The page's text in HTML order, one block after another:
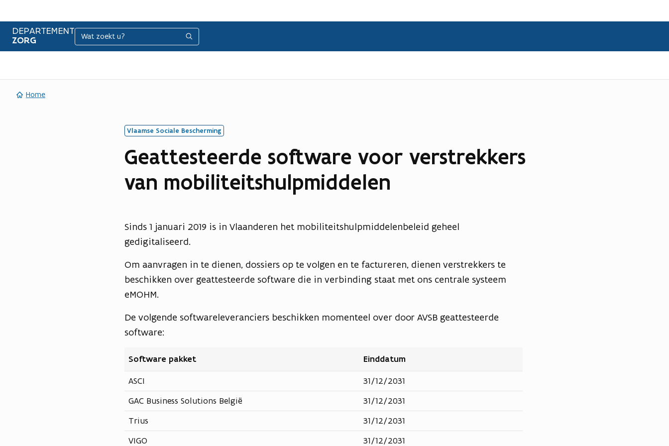
DEPARTEMENT
ZORG
Zoeken Zoeken
Home
Vlaamse Sociale Bescherming
Geattesteerde software voor verstrekkers
van mobiliteitshulpmiddelen
Sinds 1 januari 2019 is in Vlaanderen het mobiliteitshulpmiddelenbeleid geheel
gedigitaliseerd.
Om aanvragen in te dienen, dossiers op te volgen en te factureren, dienen verstrekkers te
beschikken over geattesteerde software die in verbinding staat met ons centrale systeem
eMOHM.
De volgende softwareleveranciers beschikken momenteel over door AVSB geattesteerde
software:
Software pakket
Einddatum
ASCI
31/12/2031
GAC Business Solutions België
31/12/2031
Trius
31/12/2031
VIGO
31/12/2031